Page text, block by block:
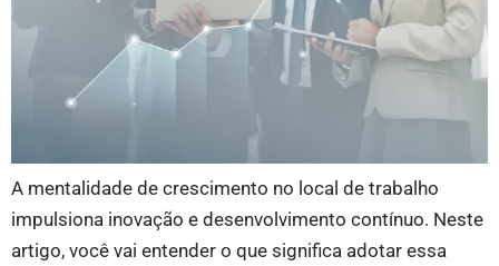
A mentalidade de crescimento no local de trabalho
impulsiona inovação e desenvolvimento contínuo. Neste
artigo, você vai entender o que significa adotar essa